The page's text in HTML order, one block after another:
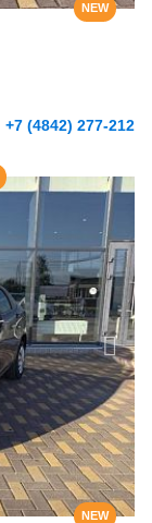
NEW
+7 (4842) 277-212
NEW